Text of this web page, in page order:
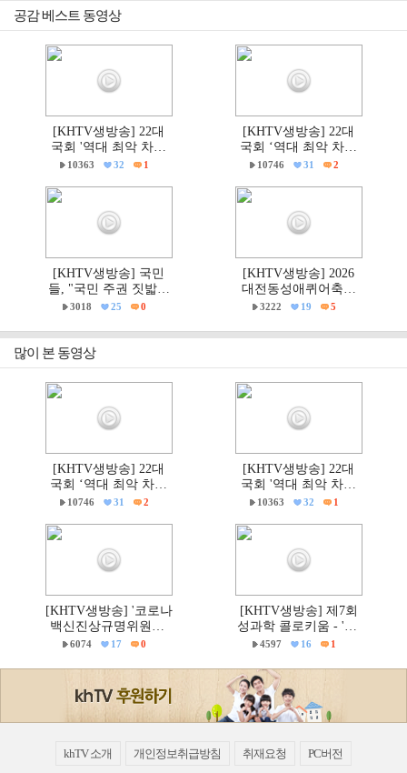
공감 베스트 동영상
[KHTV생방송] 22대
국회 '역대 최악 차별
금지법' 반대 거룩한방
10363 32 1
[KHTV생방송] 22대
국회 ‘역대 최악 차별
금지법’ 반대 거룩한방
10746 31 2
[KHTV생방송] 국민
들, "국민 주권 짓밟힌
6·3지방선거, 재선거하
하라!"
3018 25 0
[KHTV생방송] 2026
대전동성애퀴어축제
& 2026 거룩한방파제
대회' 현장
3222 19 5
많이 본 동영상
[KHTV생방송] 22대
국회 ‘역대 최악 차별
금지법’ 반대 거룩한방
10746 31 2
[KHTV생방송] 22대
국회 '역대 최악 차별
금지법' 반대 거룩한방
10363 32 1
[KHTV생방송] '코로나
백신진상규명위원회'
출범촉구 국회 기자회
6074 17 0
[KHTV생방송] 제7회
성과학 콜로키움 - 'PC
주의 & 의학'
4597 16 1
khTV 소개 개인정보취급방침 취재요청 PC버전